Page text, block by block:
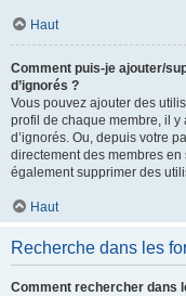
Haut
Comment puis-je ajouter/
d’ignorés ?
Vous pouvez ajouter des
profil de chaque membre, il y
d’ignorés. Ou, depuis votre
directement des membres en
également supprimer des
Haut
Recherche dans les
Comment rechercher dans